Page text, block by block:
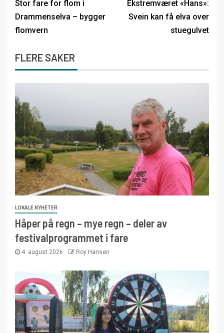
Stor fare for flom i
Drammenselva – bygger
flomvern
Ekstremværet «Hans»:
Svein kan få elva over
stuegulvet
FLERE SAKER
LOKALE NYHETER
Håper på regn – mye regn – deler av
festivalprogrammet i fare
4. august 2026 Roy Hansen